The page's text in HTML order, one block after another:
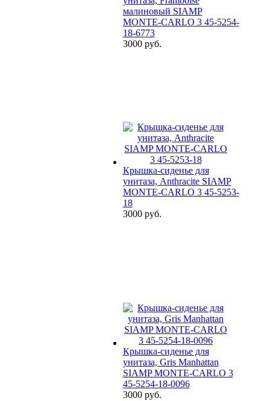
малиновый SIAMP
MONTE-CARLO 3 45-5254-
18-6773
3000 руб.
Крышка-сиденье для
унитаза, Anthracite SIAMP
MONTE-CARLO 3 45-5253-
18
3000 руб.
Крышка-сиденье для
унитаза, Gris Manhattan
SIAMP MONTE-CARLO 3
45-5254-18-0096
3000 руб.